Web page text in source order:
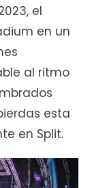
el
en un
al ritmo
esta
en Split.